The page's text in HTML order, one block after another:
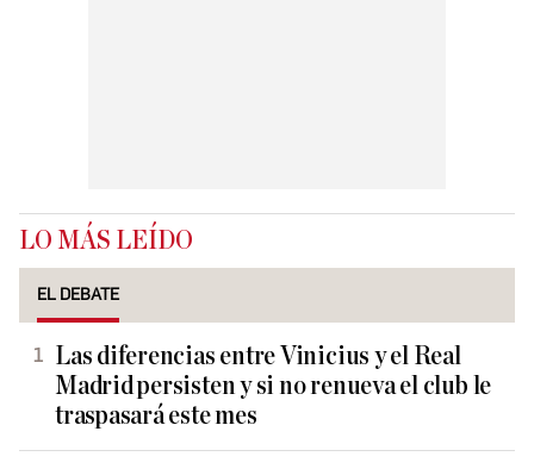
LO MÁS LEÍDO
EL DEBATE
Las diferencias entre Vinicius y el Real
Madrid persisten y si no renueva el club le
traspasará este mes